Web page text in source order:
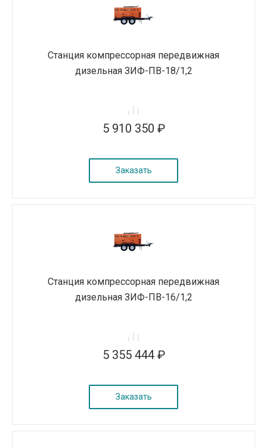
Станция компрессорная передвижная
дизельная ЗИФ-ПВ-18/1,2
5 910 350 ₽
Заказать
Станция компрессорная передвижная
дизельная ЗИФ-ПВ-16/1,2
5 355 444 ₽
Заказать